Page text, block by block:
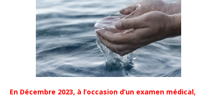
En Décembre 2023, à l’occasion d’un examen médical,